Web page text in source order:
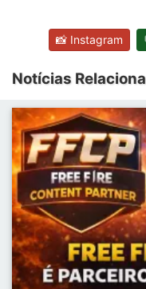
📸 Instagram
Notícias